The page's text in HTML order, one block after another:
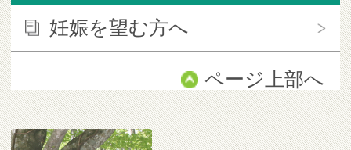
妊娠を望む方へ
ページ上部へ